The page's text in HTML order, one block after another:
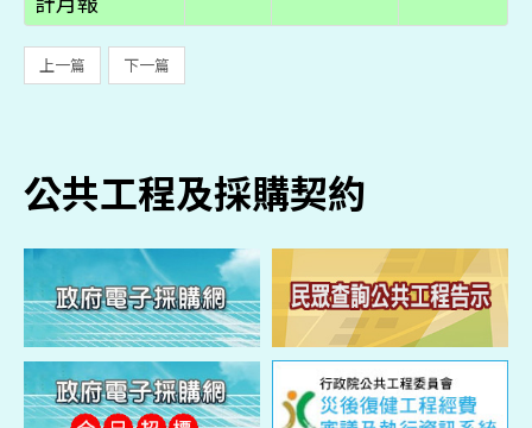
上一篇 下一篇
公共工程及採購契約